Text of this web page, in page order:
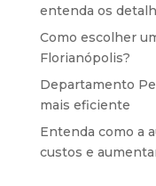
entenda os
Como escolher
Florianópolis?
Departamento
mais eficiente
Entenda como a
custos e